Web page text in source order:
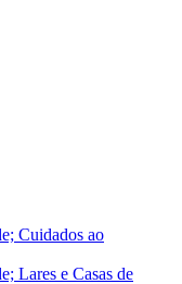
Cuidados ao
Lares e Casas de